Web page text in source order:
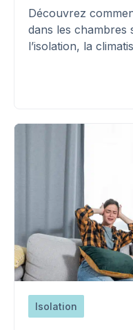
Découvrez
dans les chambres
l’isolation, la
Isolation